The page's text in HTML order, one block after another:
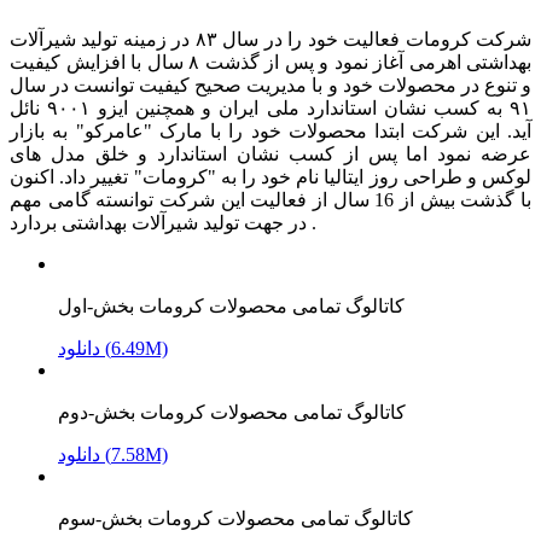
شرکت کرومات فعالیت خود را در سال ۸۳ در زمینه تولید شیرآلات
بهداشتی اهرمی آغاز نمود و پس از گذشت ۸ سال با افزایش کیفیت
و تنوع در محصولات خود و با مدیریت صحیح کیفیت توانست در سال
۹۱ به کسب نشان استاندارد ملی ایران و همچنین ایزو ۹۰۰۱ نائل
آید. این شرکت ابتدا محصولات خود را با مارک "عامرکو" به بازار
عرضه نمود اما پس از کسب نشان استاندارد و خلق مدل های
لوکس و طراحی روز ایتالیا نام خود را به "کرومات" تغییر داد. اکنون
با گذشت بیش از 16 سال از فعالیت این شرکت توانسته گامی مهم
در جهت تولید شیرآلات بهداشتی بردارد .
کاتالوگ تمامی محصولات کرومات بخش-اول
دانلود (6.49M)
کاتالوگ تمامی محصولات کرومات بخش-دوم
دانلود (7.58M)
کاتالوگ تمامی محصولات کرومات بخش-سوم